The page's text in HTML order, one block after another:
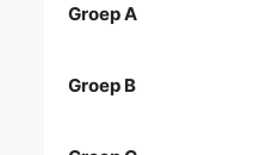
Groep A
Groep B